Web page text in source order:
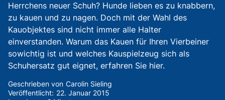
Herrchens neuer Schuh? Hunde lieben es zu knabbern,
zu kauen und zu nagen. Doch mit der Wahl des
Kauobjektes sind nicht immer alle Halter
einverstanden. Warum das Kauen für Ihren Vierbeiner
sowichtig ist und welches Kauspielzeug sich als
Schuhersatz gut eignet, erfahren Sie hier.
Geschrieben von Carolin Sieling
Veröffentlicht: 22. Januar 2015